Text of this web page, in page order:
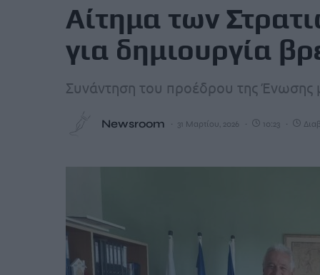
Αίτημα των
για δημιουργία
Συνάντηση του προέδρου της Ένωσης
Newsroom 31 Μαρτίου, 2026 10:23